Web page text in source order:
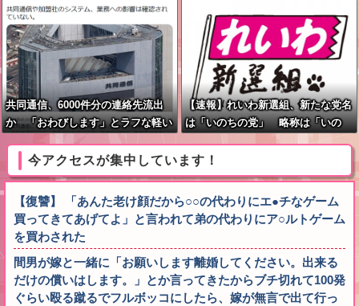
共同通信、6000件分の連絡先流出
か 「おわびします」とラフな軽い
【速報】れいわ新選組、新たな党名
は「いのちの党」 略称は「いの
今アクセスが集中しています！
【復讐】 「あんた老け顔だから○○の代わりにエ●チなゲーム
買ってきてあげてよ」と言われて弟の代わりにア○ルトゲーム
を買わされた
間男が嫁と一緒に「お願いします離婚してください。出来る
だけの償いはします。」とか言ってきたからブチ切れて100発
ぐらい殴る蹴るでフルボッコにしたら、嫁が無言で出て行っ